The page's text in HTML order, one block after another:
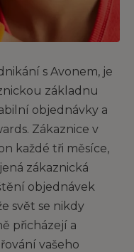
s Avonem, je
základnu
objednávky a
Zákaznice v
každé tři měsíce,
zákaznická
objednávek
svět se nikdy
přicházejí a
vašeho